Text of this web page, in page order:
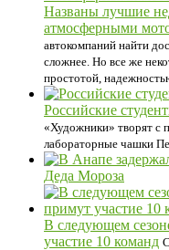
Названы лучшие
атмосферными
автокомпаний найти
сложнее. Но все же
простотой,
Российские
«Художники» творят с
лабораторные чашки
Деда Мороза
В следующем
участие 10 команд